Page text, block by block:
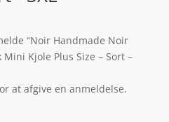
“Noir Handmade Noir
Kjole Plus Size – Sort –
at afgive en anmeldelse.